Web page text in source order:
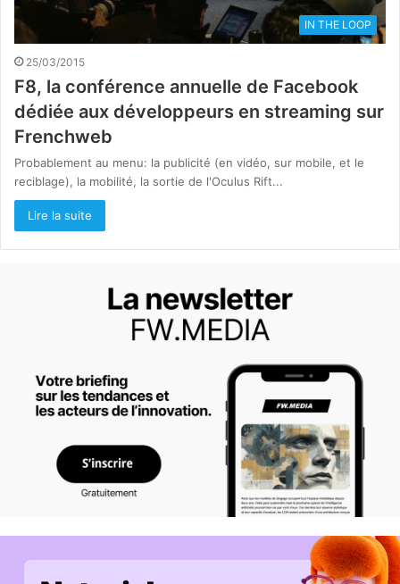
IN THE LOOP
25/03/2015
F8, la conférence annuelle de Facebook
dédiée aux développeurs en streaming sur
Frenchweb
Probablement au menu: la publicité (en vidéo, sur mobile, et le
reciblage), la mobilité, la sortie de l'Oculus Rift...
Lire la suite